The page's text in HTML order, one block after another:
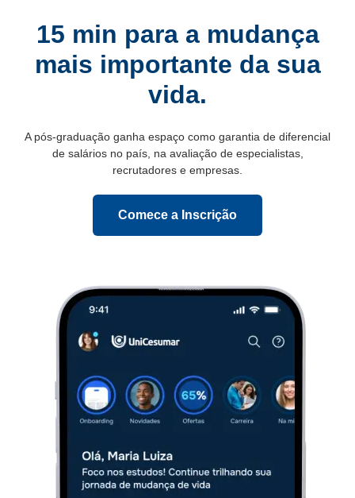
15 min para a mudança
mais importante da sua
vida.
A pós-graduação ganha espaço como garantia de diferencial
de salários no país, na avaliação de especialistas,
recrutadores e empresas.
Comece a Inscrição